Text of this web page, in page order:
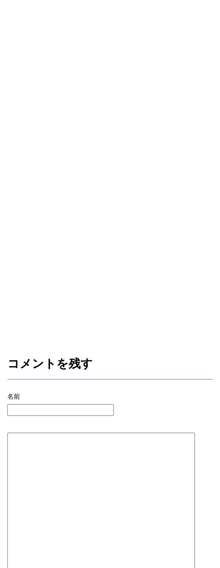
コメントを残す
名前